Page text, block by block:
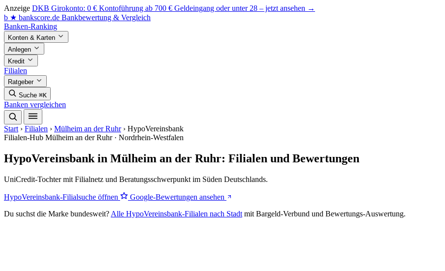
Anzeige DKB Girokonto: 0 € Kontoführung ab 700 € Geldeingang oder unter 28 – jetzt ansehen →
b ★ bankscore.de Bankbewertung & Vergleich
Banken-Ranking
Konten & Karten
Anlegen
Kredit
Filialen
Ratgeber
Suche ⌘K
Banken vergleichen
Start › Filialen › Mülheim an der Ruhr › HypoVereinsbank
Filialen-Hub Mülheim an der Ruhr · Nordrhein-Westfalen
HypoVereinsbank in Mülheim an der Ruhr: Filialen und Bewertungen
UniCredit-Tochter mit Filialnetz und Beratungsschwerpunkt im Süden Deutschlands.
HypoVereinsbank-Filialsuche öffnen
Google-Bewertungen ansehen
Du suchst die Marke bundesweit? Alle HypoVereinsbank-Filialen nach Stadt mit Bargeld-Verbund und Bewertungs-Auswertung.